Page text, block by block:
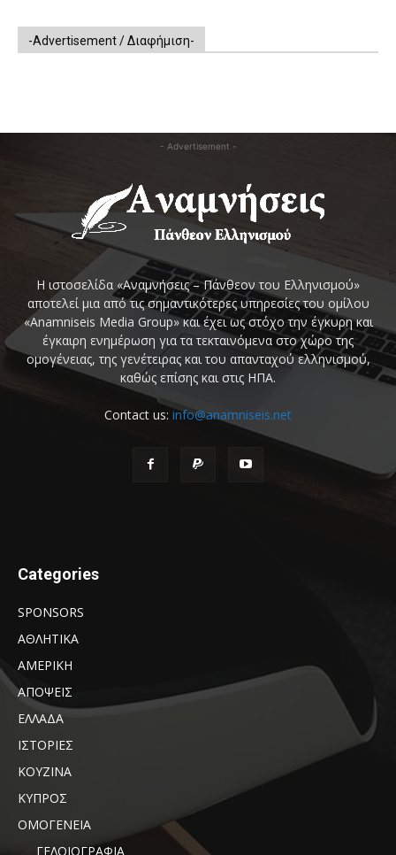
-Advertisement / Διαφήμιση-
- Advertisement -
Η ιστοσελίδα «Αναμνήσεις – Πάνθεον του Ελληνισμού»
αποτελεί μια από τις σημαντικότερες υπηρεσίες του ομίλου
«Anamniseis Media Group» και έχει ως στόχο την έγκυρη και
έγκαιρη ενημέρωση για τα τεκταινόμενα στο χώρο της
ομογένειας, της γενέτειρας και του απανταχού ελληνισμού,
καθώς επίσης και στις ΗΠΑ.
Contact us: info@anamniseis.net
Categories
SPONSORS
ΑΘΛΗΤΙΚΑ
ΑΜΕΡΙΚΗ
ΑΠΟΨΕΙΣ
ΕΛΛΑΔΑ
ΙΣΤΟΡΙΕΣ
ΚΟΥΖΙΝΑ
ΚΥΠΡΟΣ
ΟΜΟΓΕΝΕΙΑ
ΓΕΛΟΙΟΓΡΑΦΙΑ